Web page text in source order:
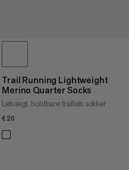
Trail Running Lightweight
Merino Quarter Socks
Letvægt, holdbare trailløb sokker
€20